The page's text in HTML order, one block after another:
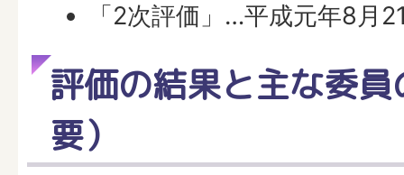
「2次評価」…平成元年8月
評価の結果と主な委
要）